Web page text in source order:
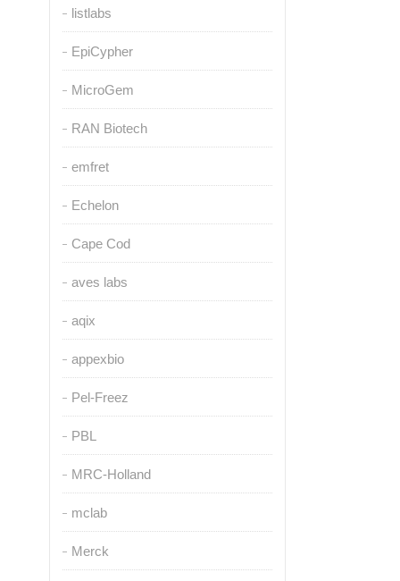
listlabs
EpiCypher
MicroGem
RAN Biotech
emfret
Echelon
Cape Cod
aves labs
aqix
appexbio
Pel-Freez
PBL
MRC-Holland
mclab
Merck